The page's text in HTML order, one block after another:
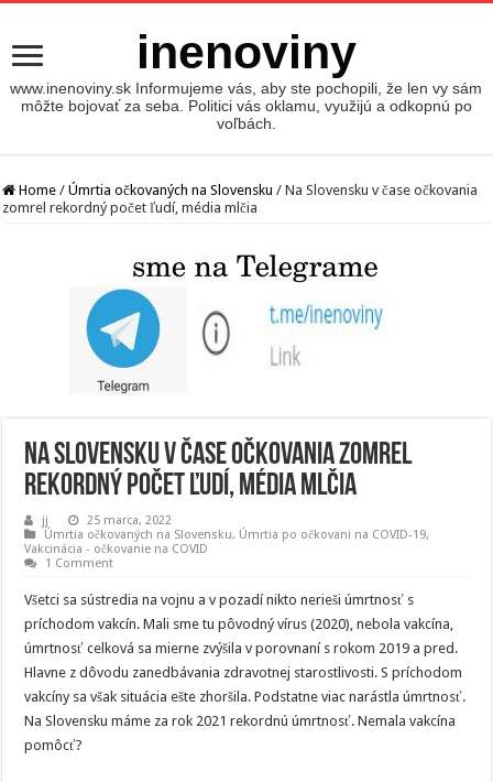
inenoviny
www.inenoviny.sk Informujeme vás, aby ste pochopili, že len vy sám
môžte bojovať za seba. Politici vás oklamu, využijú a odkopnú po
voľbách.
Home / Úmrtia očkovaných na Slovensku / Na Slovensku v čase očkovania
zomrel rekordný počet ľudí, média mlčia
Na Slovensku v čase očkovania zomrel
rekordný počet ľudí, média mlčia
jj
25 marca, 2022
Úmrtia očkovaných na Slovensku, Úmrtia po očkovani na COVID-19,
Vakcinácia - očkovanie na COVID
1 Comment
Všetci sa sústredia na vojnu a v pozadí nikto nerieši úmrtnosť s
príchodom vakcín. Mali sme tu pôvodný vírus (2020), nebola vakcína,
úmrtnosť celková sa mierne zvýšila v porovnaní s rokom 2019 a pred.
Hlavne z dôvodu zanedbávania zdravotnej starostlivosti. S príchodom
vakcíny sa však situácia ešte zhoršila. Podstatne viac narástla úmrtnosť.
Na Slovensku máme za rok 2021 rekordnú úmrtnosť. Nemala vakcína
pomôcť?